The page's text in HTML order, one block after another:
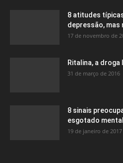
8 atitudes
depressão, mas
17 de novembro de
Ritalina, a
31 de março de 2016
8 sinais
esgotado
19 de janeiro de 2017